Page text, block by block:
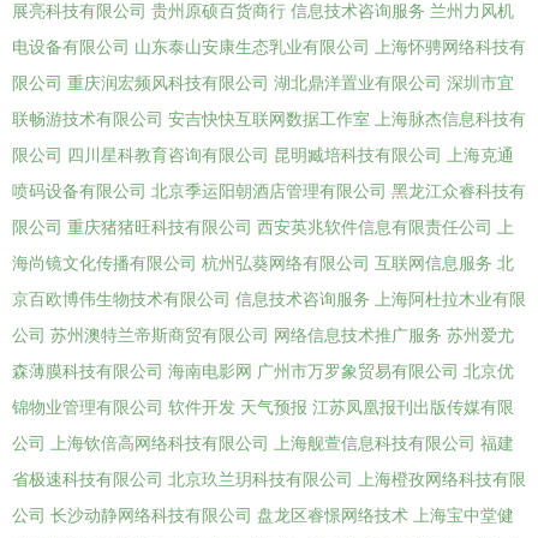
展亮科技有限公司 贵州原硕百货商行 信息技术咨询服务 兰州力风机
电设备有限公司 山东泰山安康生态乳业有限公司
上海怀骋网络科技有
限公司 重庆润宏频风科技有限公司 湖北鼎洋置业有限公司 深圳市宜
联畅游技术有限公司 安吉快快互联网数据工作室
上海脉杰信息科技有
限公司 四川星科教育咨询有限公司 昆明臧培科技有限公司
上海克通
喷码设备有限公司 北京季运阳朝酒店管理有限公司 黑龙江众睿科技有
限公司 重庆猪猪旺科技有限公司 西安英兆软件信息有限责任公司
上
海尚镜文化传播有限公司 杭州弘葵网络有限公司 互联网信息服务 北
京百欧博伟生物技术有限公司 信息技术咨询服务
上海阿杜拉木业有限
公司 苏州澳特兰帝斯商贸有限公司 网络信息技术推广服务 苏州爱尤
森薄膜科技有限公司 海南电影网 广州市万罗象贸易有限公司 北京优
锦物业管理有限公司 软件开发 天气预报 江苏凤凰报刊出版传媒有限
公司
上海钦倍高网络科技有限公司 上海舰萱信息科技有限公司 福建
省极速科技有限公司 北京玖兰玥科技有限公司
上海橙孜网络科技有限
公司 长沙动静网络科技有限公司 盘龙区睿憬网络技术
上海宝中堂健